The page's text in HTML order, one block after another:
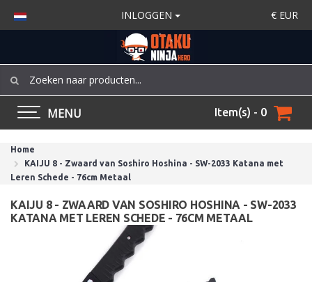
INLOGGEN € EUR
MENU Item(s) - 0
Home
KAIJU 8 - Zwaard van Soshiro Hoshina - SW-2033 Katana met
Leren Schede - 76cm Metaal
KAIJU 8 - ZWAARD VAN SOSHIRO HOSHINA - SW-2033
KATANA MET LEREN SCHEDE - 76CM METAAL